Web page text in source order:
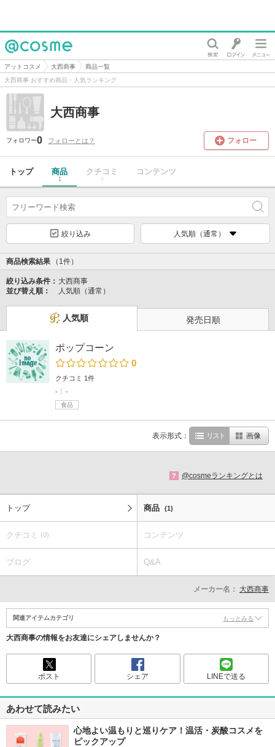
@cosme
アットコスメ 大西商事
商品一覧
大西商事 おすすめ商品・人気ランキング
大西商事
フォロワー0 フォローとは？ フォロー
トップ 商品
1
クチコミ
0
コンテンツ
絞り込み 人気順（通常）
商品検索結果 （1件）
絞り込み条件： 大西商事
並び替え順：
人気順（通常）
人気順 発売日順
ポップコーン
0
クチコミ 1件
-
-
食品
表示形式： リスト 画像
? @cosmeランキングとは
トップ 商品 (1)
クチコミ (0) コンテンツ
ブログ Q&A
メーカー名： 大西商事
関連アイテムカテゴリ もっとみる
大西商事の情報をお友達にシェアしませんか？
ポスト シェア LINEで送る
あわせて読みたい
心地よい温もりと巡りケア！温活・炭酸コスメを
ピックアップ